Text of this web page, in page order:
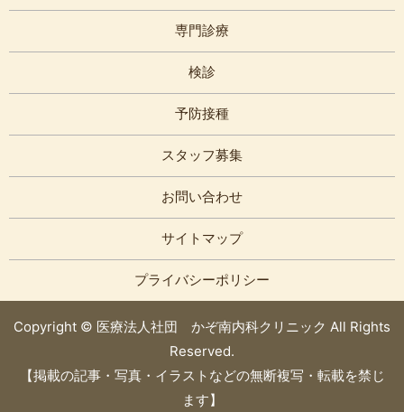
専門診療
検診
予防接種
スタッフ募集
お問い合わせ
サイトマップ
プライバシーポリシー
Copyright © 医療法人社団 かぞ南内科クリニック All Rights
Reserved.
【掲載の記事・写真・イラストなどの無断複写・転載を禁じ
ます】